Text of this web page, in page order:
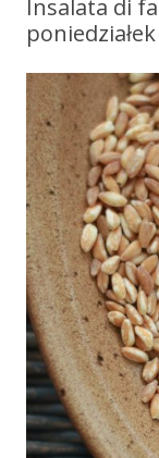
Insalata di